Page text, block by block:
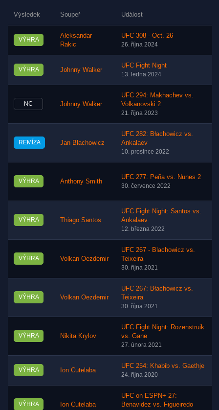
Výsledek Soupeř Událost
VÝHRA
Aleksandar
Rakic
UFC 308 - Oct. 26
26. října 2024
VÝHRA Johnny Walker
UFC Fight Night
13. ledna 2024
NC Johnny Walker
UFC 294: Makhachev vs.
Volkanovski 2
21. října 2023
REMÍZA Jan Blachowicz
UFC 282: Błachowicz vs.
Ankalaev
10. prosince 2022
VÝHRA Anthony Smith
UFC 277: Peña vs. Nunes 2
30. července 2022
VÝHRA Thiago Santos
UFC Fight Night: Santos vs.
Ankalaev
12. března 2022
VÝHRA Volkan Oezdemir
UFC 267 - Blachowicz vs.
Teixeira
30. října 2021
VÝHRA Volkan Oezdemir
UFC 267: Błachowicz vs.
Teixeira
30. října 2021
VÝHRA Nikita Krylov
UFC Fight Night: Rozenstruik
vs. Gane
27. února 2021
VÝHRA Ion Cutelaba
UFC 254: Khabib vs. Gaethje
24. října 2020
VÝHRA Ion Cutelaba
UFC on ESPN+ 27:
Benavidez vs. Figueiredo